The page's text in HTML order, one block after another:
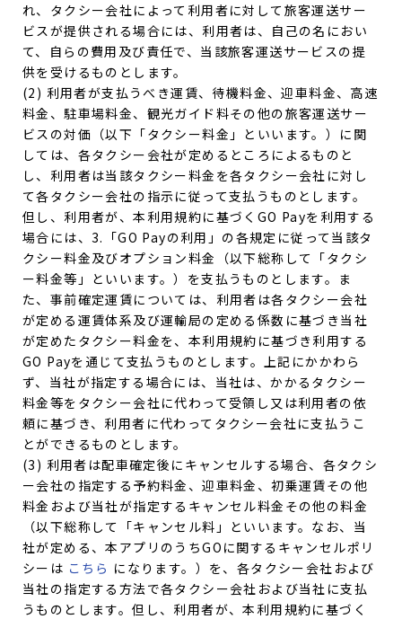
れ、タクシー会社によって利用者に対して旅客運送サー
ビスが提供される場合には、利用者は、自己の名におい
て、自らの費用及び責任で、当該旅客運送サービスの提
供を受けるものとします。
(2) 利用者が支払うべき運賃、待機料金、迎車料金、高速
料金、駐車場料金、観光ガイド料その他の旅客運送サー
ビスの対価（以下「タクシー料金」といいます。）に関
しては、各タクシー会社が定めるところによるものと
し、利用者は当該タクシー料金を各タクシー会社に対し
て各タクシー会社の指示に従って支払うものとします。
但し、利用者が、本利用規約に基づくGO Payを利用する
場合には、3.「GO Payの利用」の各規定に従って当該タ
クシー料金及びオプション料金（以下総称して「タクシ
ー料金等」といいます。）を支払うものとします。ま
た、事前確定運賃については、利用者は各タクシー会社
が定める運賃体系及び運輸局の定める係数に基づき当社
が定めたタクシー料金を、本利用規約に基づき利用する
GO Payを通じて支払うものとします。上記にかかわら
ず、当社が指定する場合には、当社は、かかるタクシー
料金等をタクシー会社に代わって受領し又は利用者の依
頼に基づき、利用者に代わってタクシー会社に支払うこ
とができるものとします。
(3) 利用者は配車確定後にキャンセルする場合、各タクシ
ー会社の指定する予約料金、迎車料金、初乗運賃その他
料金および当社が指定するキャンセル料金その他の料金
（以下総称して「キャンセル料」といいます。なお、当
社が定める、本アプリのうちGOに関するキャンセルポリ
シーは こちら になります。）を、各タクシー会社および
当社の指定する方法で各タクシー会社および当社に支払
うものとします。但し、利用者が、本利用規約に基づく